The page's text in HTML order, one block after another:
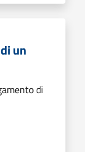
un
di